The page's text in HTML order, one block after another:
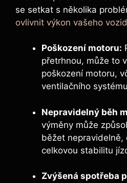
se setkat s několika
ovlivnit výkon vašeho
Poškození motoru:
přetrhnou, může to
poškození motoru,
ventilačního
Nepravidelný běh
výměny může
běžet nepravidelně,
celkovou stabilitu
Zvýšená spotřeba